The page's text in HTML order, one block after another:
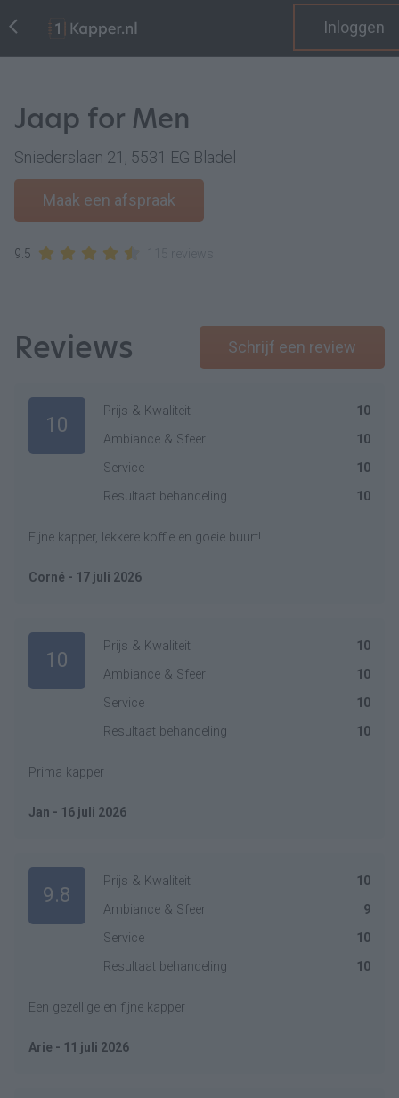
Inloggen
Jaap for Men
Sniederslaan 21, 5531 EG Bladel
Maak een afspraak
9.5
Reviews Schrijf een review
10
Prijs & Kwaliteit
10
Ambiance & Sfeer
10
Service
10
Resultaat behandeling
10
Fijne kapper, lekkere koffie en goeie buurt!
Corné - 17 juli 2026
10
Prijs & Kwaliteit
10
Ambiance & Sfeer
10
Service
10
Resultaat behandeling
10
Prima kapper
Jan - 16 juli 2026
9.8
Prijs & Kwaliteit
10
Ambiance & Sfeer
9
Service
10
Resultaat behandeling
10
Een gezellige en fijne kapper
Arie - 11 juli 2026